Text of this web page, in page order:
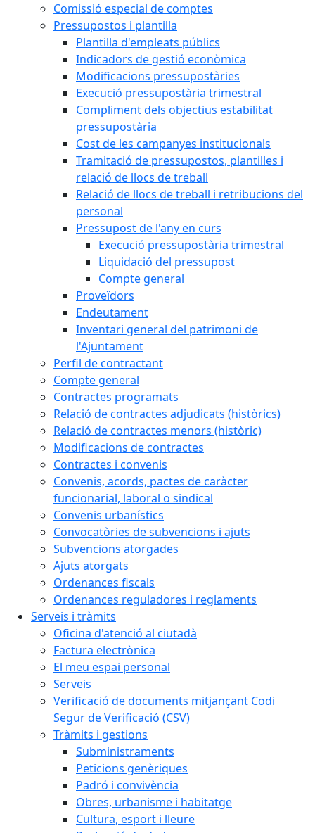
Comissió especial de comptes
Pressupostos i plantilla
Plantilla d'empleats públics
Indicadors de gestió econòmica
Modificacions pressupostàries
Execució pressupostària trimestral
Compliment dels objectius estabilitat
pressupostària
Cost de les campanyes institucionals
Tramitació de pressupostos, plantilles i
relació de llocs de treball
Relació de llocs de treball i retribucions del
personal
Pressupost de l'any en curs
Execució pressupostària trimestral
Liquidació del pressupost
Compte general
Proveïdors
Endeutament
Inventari general del patrimoni de
l'Ajuntament
Perfil de contractant
Compte general
Contractes programats
Relació de contractes adjudicats (històrics)
Relació de contractes menors (històric)
Modificacions de contractes
Contractes i convenis
Convenis, acords, pactes de caràcter
funcionarial, laboral o sindical
Convenis urbanístics
Convocatòries de subvencions i ajuts
Subvencions atorgades
Ajuts atorgats
Ordenances fiscals
Ordenances reguladores i reglaments
Serveis i tràmits
Oficina d'atenció al ciutadà
Factura electrònica
El meu espai personal
Serveis
Verificació de documents mitjançant Codi
Segur de Verificació (CSV)
Tràmits i gestions
Subministraments
Peticions genèriques
Padró i convivència
Obres, urbanisme i habitatge
Cultura, esport i lleure